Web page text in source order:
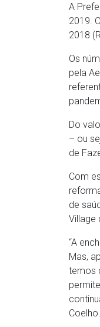
A
2019.
2018
Os
pela
Do
– ou
de
Com
de
Village
“A
Mas,
temos
Coelho.